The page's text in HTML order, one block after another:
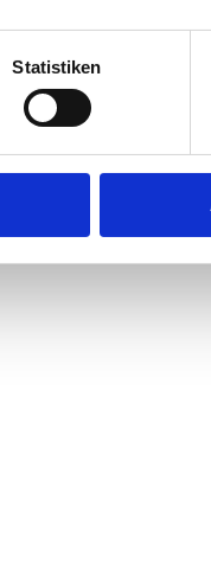
Statistiken